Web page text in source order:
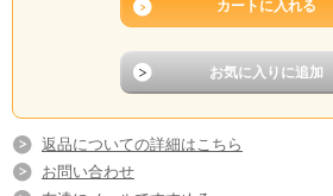
返品についての詳細はこちら
お問い合わせ